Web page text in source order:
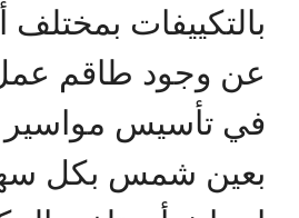
بالتكييفات بمختلف
عن وجود طاقم
في تأسيس مواسير
بعين شمس بكل